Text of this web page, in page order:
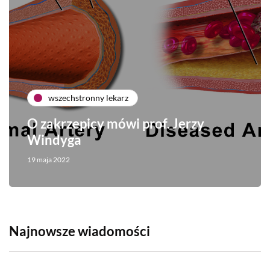
wszechstronny lekarz
O zakrzepicy mówi prof. Jerzy
Windyga
19 maja 2022
Najnowsze wiadomości